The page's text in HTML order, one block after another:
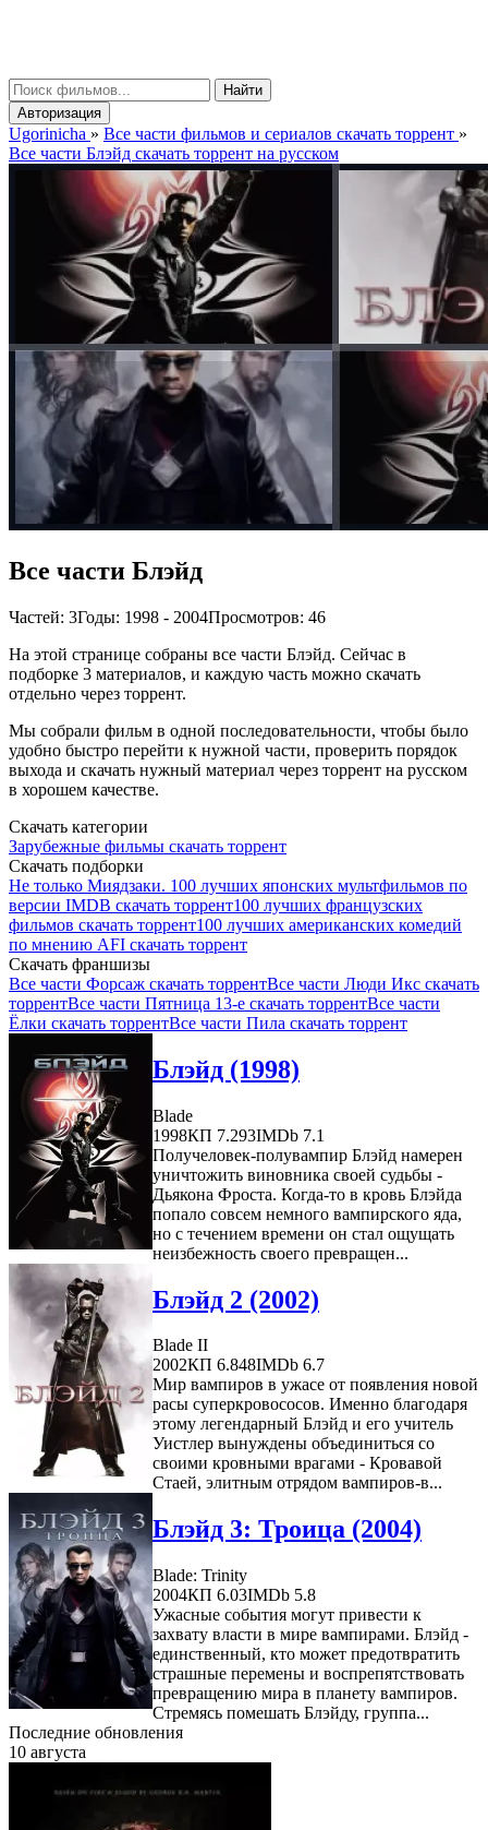
Найти
Авторизация
Ugorinicha » Все части фильмов и сериалов скачать торрент »
Все части Блэйд скачать торрент на русском
Все части Блэйд
Частей: 3Годы: 1998 - 2004Просмотров: 46
На этой странице собраны все части Блэйд. Сейчас в
подборке 3 материалов, и каждую часть можно скачать
отдельно через торрент.
Мы собрали фильм в одной последовательности, чтобы было
удобно быстро перейти к нужной части, проверить порядок
выхода и скачать нужный материал через торрент на русском
в хорошем качестве.
Скачать категории
Зарубежные фильмы скачать торрент
Скачать подборки
Не только Миядзаки. 100 лучших японских мультфильмов по
версии IMDB скачать торрент100 лучших французских
фильмов скачать торрент100 лучших американских комедий
по мнению AFI скачать торрент
Скачать франшизы
Все части Форсаж скачать торрентВсе части Люди Икс скачать
торрентВсе части Пятница 13-е скачать торрентВсе части
Ёлки скачать торрентВсе части Пила скачать торрент
Блэйд (1998)
Blade
1998КП 7.293IMDb 7.1
Получеловек-полувампир Блэйд намерен
уничтожить виновника своей судьбы -
Дьякона Фроста. Когда-то в кровь Блэйда
попало совсем немного вампирского яда,
но с течением времени он стал ощущать
неизбежность своего превращен...
Блэйд 2 (2002)
Blade II
2002КП 6.848IMDb 6.7
Мир вампиров в ужасе от появления новой
расы суперкровососов. Именно благодаря
этому легендарный Блэйд и его учитель
Уистлер вынуждены объединиться со
своими кровными врагами - Кровавой
Стаей, элитным отрядом вампиров-в...
Блэйд 3: Троица (2004)
Blade: Trinity
2004КП 6.03IMDb 5.8
Ужасные события могут привести к
захвату власти в мире вампирами. Блэйд -
единственный, кто может предотвратить
страшные перемены и воспрепятствовать
превращению мира в планету вампиров.
Стремясь помешать Блэйду, группа...
Последние обновления
10 августа